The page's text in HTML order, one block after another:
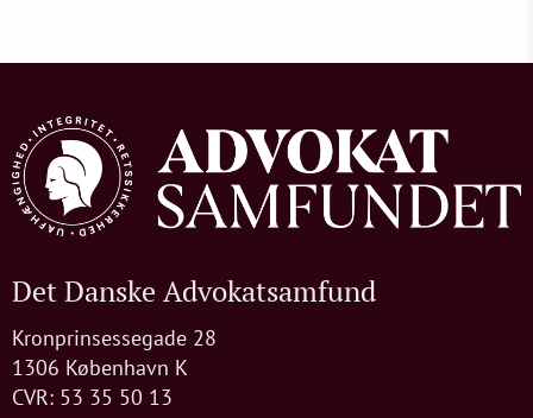
Det Danske Advokatsamfund
Kronprinsessegade 28
1306 København K
CVR: 53 35 50 13